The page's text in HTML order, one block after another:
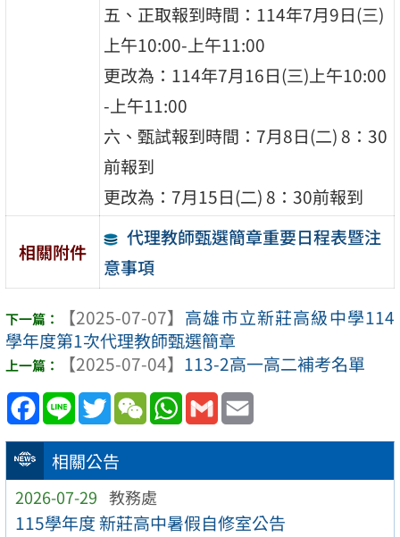
相關公告
2026-07-29 教務處
115學年度 新莊高中暑假自修室公告
五、正取報到時間：114年7月9日(三)
上午10:00-上午11:00
更改為：114年7月16日(三)上午10:00
-上午11:00
六、甄試報到時間：7月8日(二) 8：30
前報到
更改為：7月15日(二) 8：30前報到
相關附件
代理教師甄選簡章重要日程表暨注
意事項
【2025-07-07】 高雄市立新莊高級中學114
學年度第1次代理教師甄選簡章
【2025-07-04】 113-2高一高二補考名單
Facebook
Line TwitterWeChatWhatsApp
Gmail